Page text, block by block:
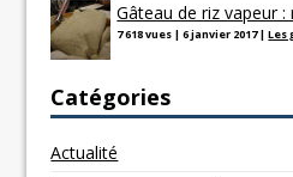
Gâteau de riz vapeur :
7 618 vues |6 janvier 2017|Les
Catégories
Actualité